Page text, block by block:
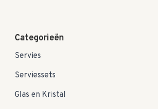
Categorieën
Servies
Serviessets
Glas en Kristal